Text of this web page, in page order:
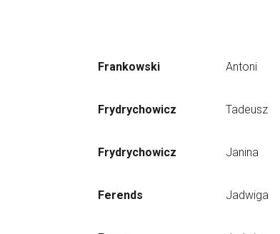
Frankowski Antoni
Frydrychowicz Tadeusz
Frydrychowicz Janina
Ferends Jadwiga